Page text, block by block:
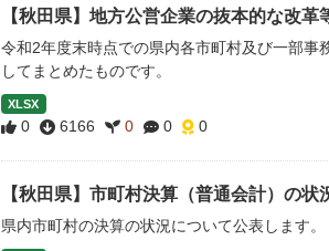
【秋田県】地方公営企業の抜本的な改革
令和2年度末時点での県内各市町村及び一部事
してまとめたものです。
XLSX
0 6166 0 0 0
【秋田県】市町村決算（普通会計）の状
県内市町村の決算の状況について公表します。